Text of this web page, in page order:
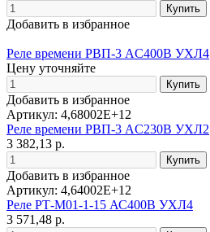
Добавить в избранное
Реле времени РВП-3 AC400В УХЛ4
Цену уточняйте
Добавить в избранное
Артикул: 4,68002E+12
Реле времени РВП-3 AC230В УХЛ2
3 382,13 р.
Добавить в избранное
Артикул: 4,64002E+12
Реле РТ-М01-1-15 АС400В УХЛ4
3 571,48 р.